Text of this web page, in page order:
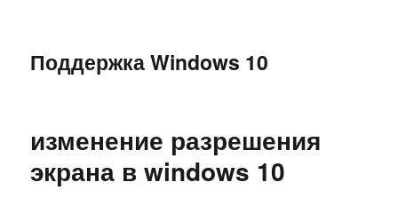
Поддержка Windows 10
изменение разрешения
экрана в windows 10